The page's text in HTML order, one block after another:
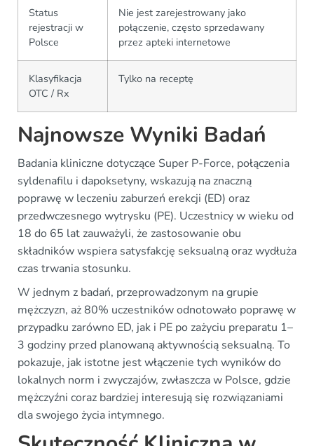
Status
rejestracji w
Polsce
Nie jest zarejestrowany jako
połączenie, często sprzedawany
przez apteki internetowe
Klasyfikacja
OTC / Rx
Tylko na receptę
Najnowsze Wyniki Badań
Badania kliniczne dotyczące Super P-Force, połączenia
syldenafilu i dapoksetyny, wskazują na znaczną
poprawę w leczeniu zaburzeń erekcji (ED) oraz
przedwczesnego wytrysku (PE). Uczestnicy w wieku od
18 do 65 lat zauważyli, że zastosowanie obu
składników wspiera satysfakcję seksualną oraz wydłuża
czas trwania stosunku.
W jednym z badań, przeprowadzonym na grupie
mężczyzn, aż 80% uczestników odnotowało poprawę w
przypadku zarówno ED, jak i PE po zażyciu preparatu 1–
3 godziny przed planowaną aktywnością seksualną. To
pokazuje, jak istotne jest włączenie tych wyników do
lokalnych norm i zwyczajów, zwłaszcza w Polsce, gdzie
mężczyźni coraz bardziej interesują się rozwiązaniami
dla swojego życia intymnego.